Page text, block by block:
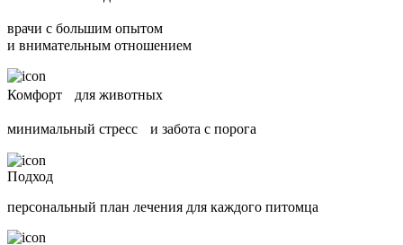
врачи с большим опытом
и внимательным отношением
Комфорт для животных
минимальный стресс и забота с порога
Подход
персональный план лечения для каждого питомца